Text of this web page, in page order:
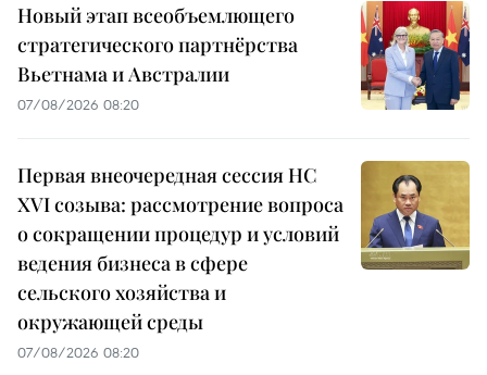
Новый этап всеобъемлющего
стратегического партнёрства
Вьетнама и Австралии
07/08/2026 08:20
Первая внеочередная сессия НС
XVI созыва: рассмотрение вопроса
о сокращении процедур и условий
ведения бизнеса в сфере
сельского хозяйства и
окружающей среды
07/08/2026 08:20